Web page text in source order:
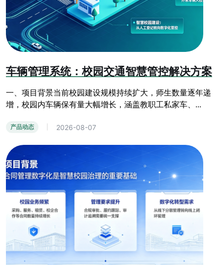
车辆管理系统：校园交通智慧管控解决方案
一、项目背景当前校园建设规模持续扩大，师生数量逐年递
增，校园内车辆保有量大幅增长，涵盖教职工私家车、...
产品动态 2026-08-07